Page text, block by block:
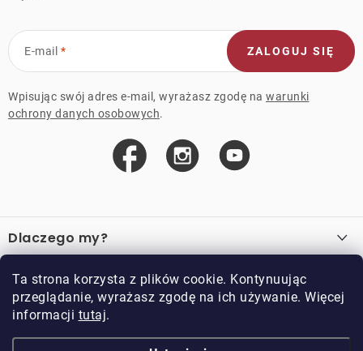
Ta strona korzysta z plików cookie. Kontynuując
przeglądanie, wyrażasz zgodę na ich używanie. Więcej
informacji tutaj.
E-mail
Wpisując swój adres e-mail, wyrażasz zgodę na warunki
ochrony danych osobowych.
ZALOGUJ SIĘ
t
o
p
a
Dlaczego my?
Ważne linki
Sprzedaż hurtowa
Przykładowy sklep
O zakupie